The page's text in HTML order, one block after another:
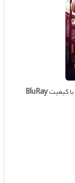
با کیفیتBluRay